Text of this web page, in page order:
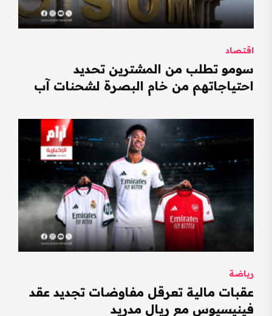
اقتصاد
سومو تطلب من المشترين تحديد
احتياجاتهم من خام البصرة لشحنات آب
رياضة
عقبات مالية تعرقل مفاوضات تجديد عقد
فينيسيوس مع ريال مدريد